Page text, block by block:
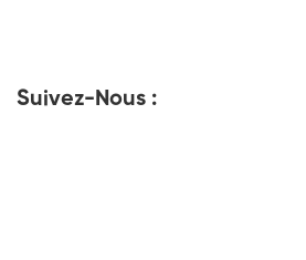
Suivez-Nous :